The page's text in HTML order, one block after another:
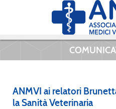
ANMVI ai relatori
la Sanità Veterinaria